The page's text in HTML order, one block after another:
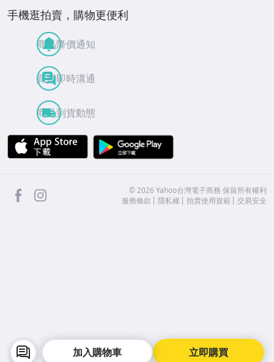
立即購買
加入購物車
手機逛拍賣，購物更便利
商品降價通知
買賣即時溝通
商品到貨動態
APP Store
facebook ©2026 Yahoo台灣電子商務 保留所有權利
服務條款
隱私權 拍賣使用規範 交易安全